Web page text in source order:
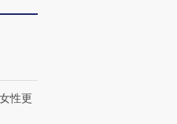
【商旅对话】华住集团
CFO：不靠规模取胜，华
性更